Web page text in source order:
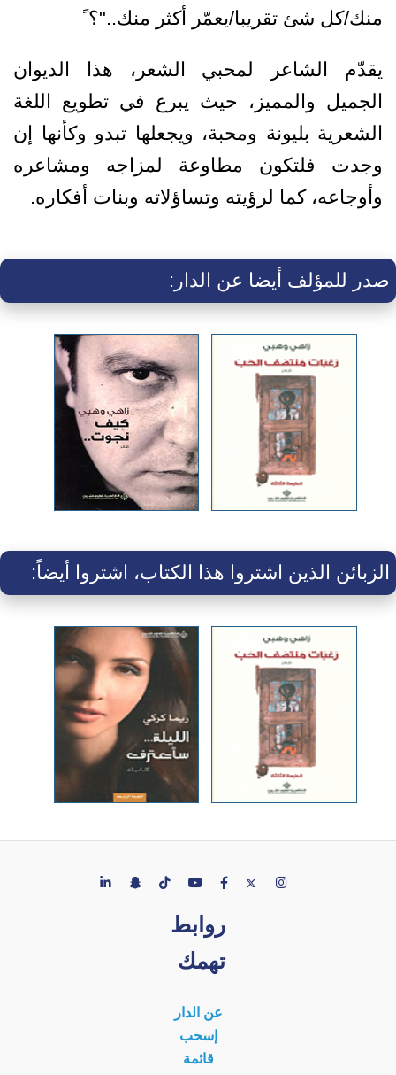
منك/كل شئ تقريبا/يعمّر أكثر منك.."؟ ً
يقدّم الشاعر لمحبي الشعر، هذا الديوان
الجميل والمميز، حيث يبرع في تطويع اللغة
الشعرية بليونة ومحبة، ويجعلها تبدو وكأنها إن
وجدت فلتكون مطاوعة لمزاجه ومشاعره
وأوجاعه، كما لرؤيته وتساؤلاته وبنات أفكاره.
صدر للمؤلف أيضا عن الدار:
الزبائن الذين اشتروا هذا الكتاب، اشتروا أيضاً:
روابط
تهمك
عن الدار
إسحب
قائمة